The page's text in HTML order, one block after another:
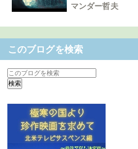
マンダー哲夫
このブログを検索